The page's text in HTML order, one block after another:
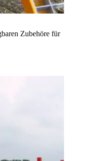
Zubehöre für